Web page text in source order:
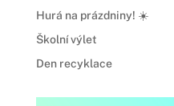
Hurá na prázdniny! ☀️
Školní výlet
Den recyklace